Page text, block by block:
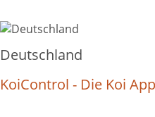
Deutschland
KoiControl - Die Koi App